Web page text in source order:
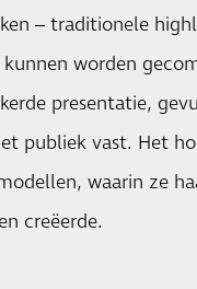
– traditionele
worden
presentatie,
publiek vast. Het
waarin ze
creëerde.